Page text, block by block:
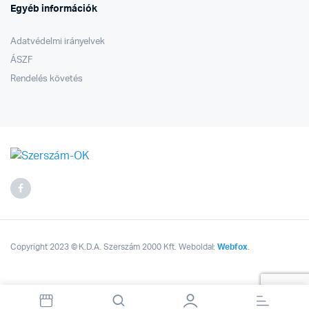
Egyéb információk
Adatvédelmi irányelvek
ÁSZF
Rendelés követés
Copyright 2023 © K.D.A. Szerszám 2000 Kft. Weboldal:Webfox.